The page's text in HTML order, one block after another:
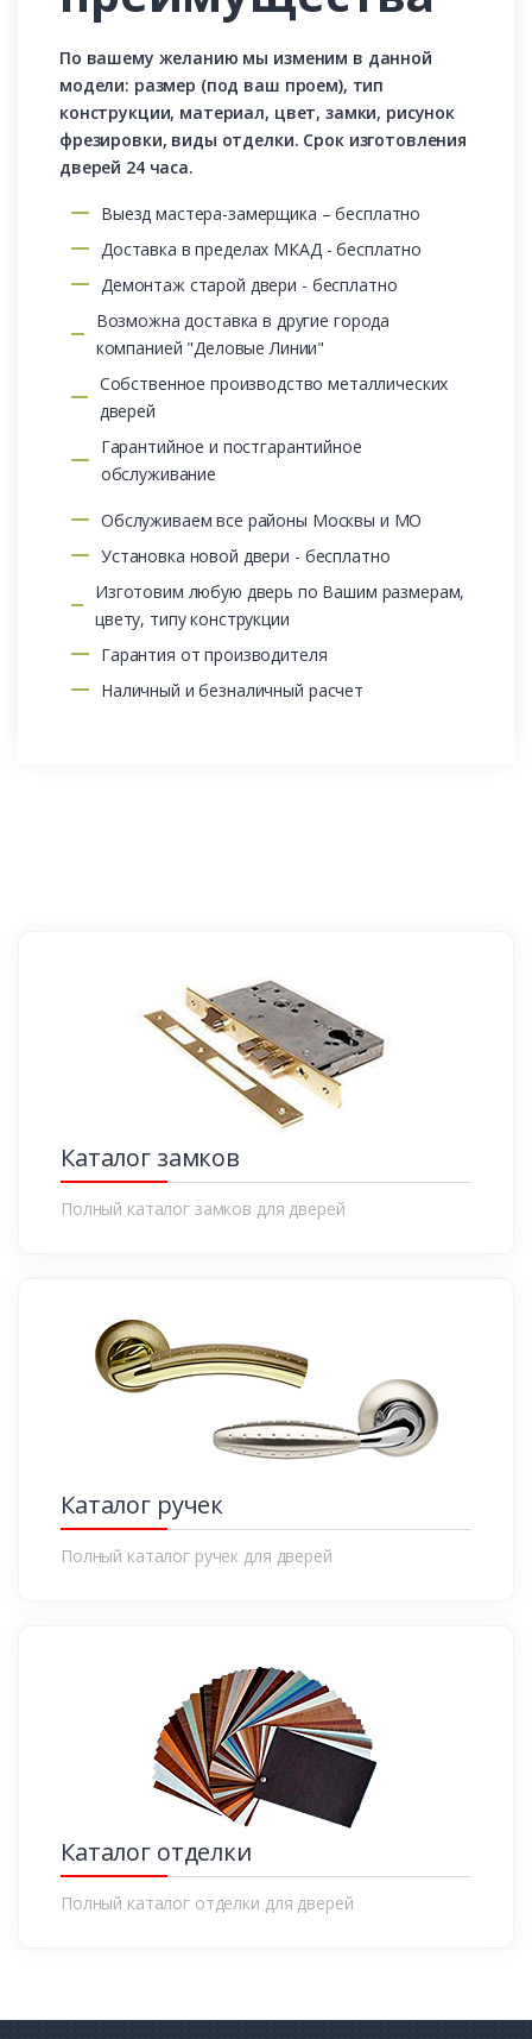
По вашему желанию мы изменим в данной
модели: размер (под ваш проем), тип
конструкции, материал, цвет, замки, рисунок
фрезировки, виды отделки. Срок изготовления
дверей 24 часа.
Выезд мастера-замерщика – бесплатно
Доставка в пределах МКАД - бесплатно
Демонтаж старой двери - бесплатно
Возможна доставка в другие города
компанией "Деловые Линии"
Собственное производство металлических
дверей
Гарантийное и постгарантийное
обслуживание
Обслуживаем все районы Москвы и МО
Установка новой двери - бесплатно
Изготовим любую дверь по Вашим размерам,
цвету, типу конструкции
Гарантия от производителя
Наличный и безналичный расчет
Каталог замков
Полный каталог замков для дверей
Каталог ручек
Полный каталог ручек для дверей
Каталог отделки
Полный каталог отделки для дверей